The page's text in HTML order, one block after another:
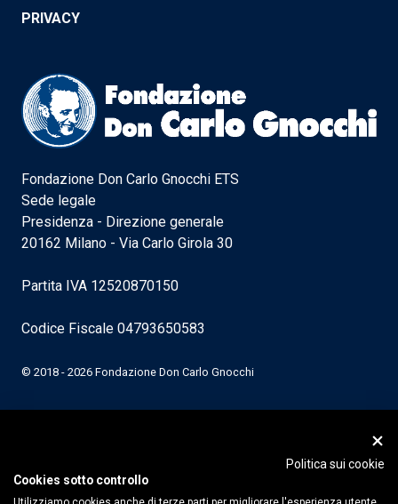
PRIVACY
Fondazione Don Carlo Gnocchi ETS
Sede legale
Presidenza - Direzione generale
20162 Milano - Via Carlo Girola 30
Partita IVA 12520870150
Codice Fiscale 04793650583
© 2018 - 2026 Fondazione Don Carlo Gnocchi
Politica sui cookie
Cookies sotto controllo